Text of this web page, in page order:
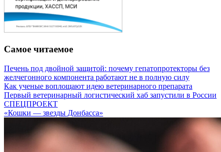
Самое читаемое
Печень под двойной защитой: почему гепатопротекторы без
желчегонного компонента работают не в полную силу
Как ученые воплощают идею ветеринарного препарата
Первый ветеринарный логистический хаб запустили в России
СПЕЦПРОЕКТ
«Кошки — звезды Донбасса»